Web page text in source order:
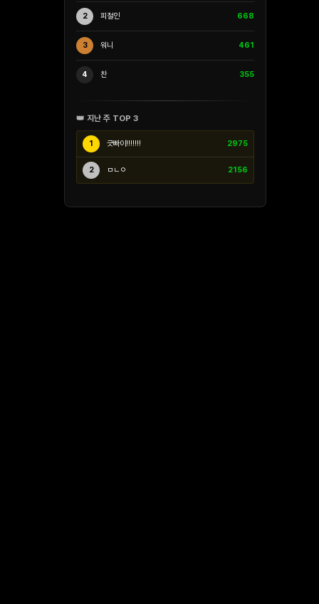
2 피철인 668
3 워니 461
4 찬 355
👑 지난 주 TOP 3
1 긋빠이!!!!!!! 2975
2 ㅁㄴㅇ 2156